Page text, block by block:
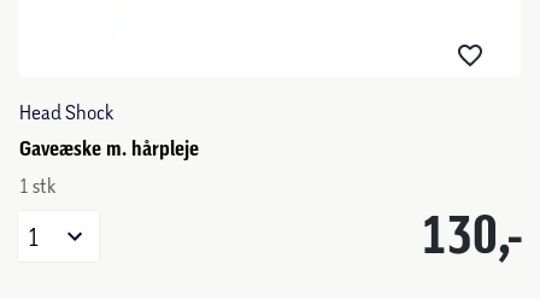
Head Shock
Gaveæske m. hårpleje
1 stk
130,-
1